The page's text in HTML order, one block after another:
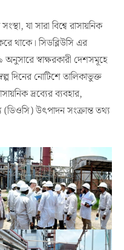
যা সারা বিশ্বে রাসায়নিক
থাকে। সিডব্লিউসি এর
স্বাক্ষরকারী দেশসমূহে
দিনের নোটিশে তালিকাভুক্ত
দ্রব্যের ব্যবহার,
(ডিওসি) উৎপাদন সংক্রান্ত তথ্য